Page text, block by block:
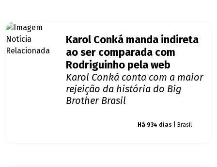
Karol Conká manda indireta
ao ser comparada com
Rodriguinho pela web
Karol Conká conta com a maior
rejeição da história do Big
Brother Brasil
Há 934 dias | Brasil